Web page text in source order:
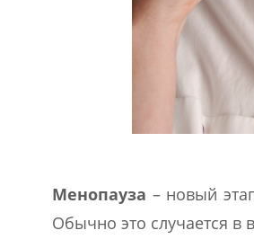
Менопауза – новый
Обычно это случается в